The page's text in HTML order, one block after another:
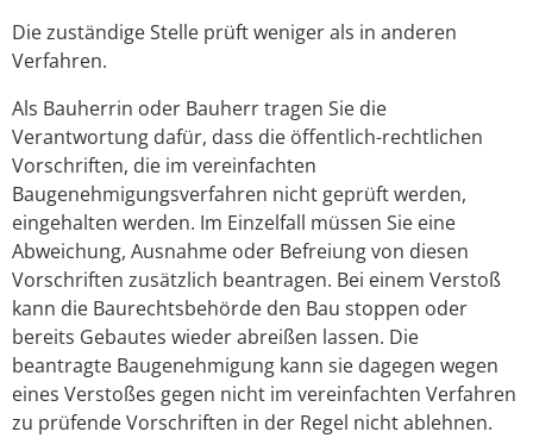
Die zuständige Stelle prüft weniger als in anderen
Verfahren.
Als Bauherrin oder Bauherr tragen Sie die
Verantwortung dafür, dass die öffentlich-rechtlichen
Vorschriften, die im vereinfachten
Baugenehmigungsverfahren nicht geprüft werden,
eingehalten werden. Im Einzelfall müssen Sie eine
Abweichung, Ausnahme oder Befreiung von diesen
Vorschriften zusätzlich beantragen. Bei einem Verstoß
kann die Baurechtsbehörde den Bau stoppen oder
bereits Gebautes wieder abreißen lassen. Die
beantragte Baugenehmigung kann sie dagegen wegen
eines Verstoßes gegen nicht im vereinfachten Verfahren
zu prüfende Vorschriften in der Regel nicht ablehnen.